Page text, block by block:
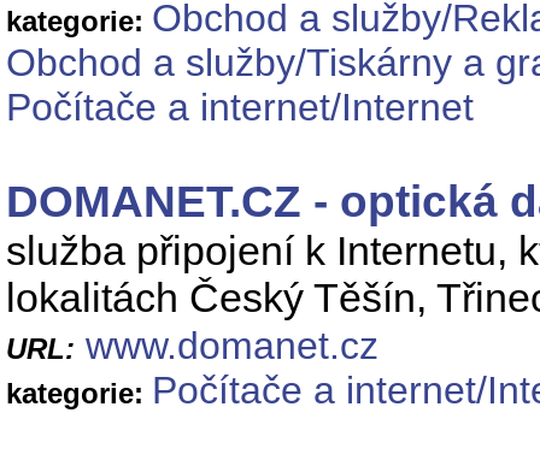
kategorie: Obchod a služby/
Obchod a služby/Tiskárny a
Počítače a internet/Internet
DOMANET.CZ - optická
služba připojení k Internetu,
lokalitách Český Těšín,
URL: www.domanet.cz
kategorie: Počítače a internet/